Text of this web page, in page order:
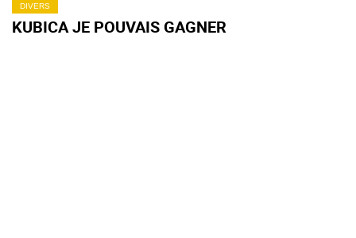
DIVERS
KUBICA JE POUVAIS GAGNER